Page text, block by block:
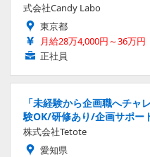
式会社Candy Labo
東京都
月給28万4,000円～36万円
正社員
「未経験から企画職へチ
験OK/研修あり/企画サポー
株式会社Tetote
愛知県